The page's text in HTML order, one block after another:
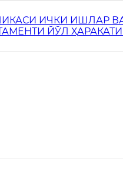
ИЧКИ ИШЛАР
ЙЎЛ